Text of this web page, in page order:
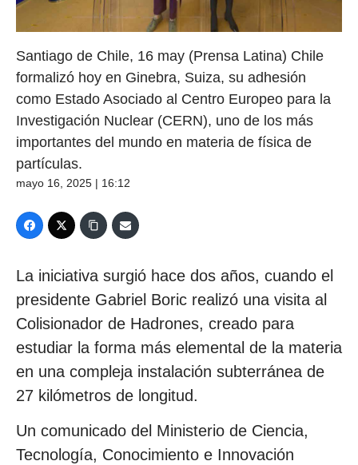
Santiago de Chile, 16 may (Prensa Latina) Chile
formalizó hoy en Ginebra, Suiza, su adhesión
como Estado Asociado al Centro Europeo para la
Investigación Nuclear (CERN), uno de los más
importantes del mundo en materia de física de
partículas.
mayo 16, 2025 | 16:12
La iniciativa surgió hace dos años, cuando el
presidente Gabriel Boric realizó una visita al
Colisionador de Hadrones, creado para
estudiar la forma más elemental de la materia
en una compleja instalación subterránea de
27 kilómetros de longitud.
Un comunicado del Ministerio de Ciencia,
Tecnología, Conocimiento e Innovación